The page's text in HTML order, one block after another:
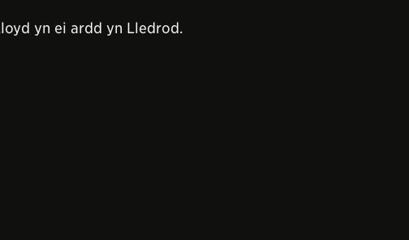
yn ei ardd yn Lledrod.